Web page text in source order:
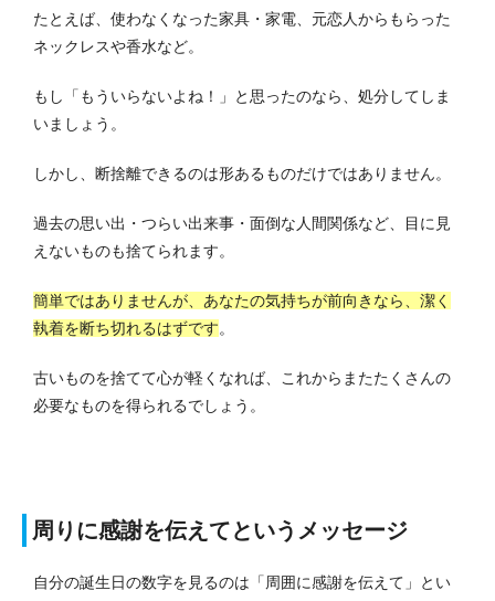
たとえば、使わなくなった家具・家電、元恋人からもらった
ネックレスや香水など。
もし「もういらないよね！」と思ったのなら、処分してしま
いましょう。
しかし、断捨離できるのは形あるものだけではありません。
過去の思い出・つらい出来事・面倒な人間関係など、目に見
えないものも捨てられます。
簡単ではありませんが、あなたの気持ちが前向きなら、潔く
執着を断ち切れるはずです。
古いものを捨てて心が軽くなれば、これからまたたくさんの
必要なものを得られるでしょう。
周りに感謝を伝えてというメッセージ
自分の誕生日の数字を見るのは「周囲に感謝を伝えて」とい